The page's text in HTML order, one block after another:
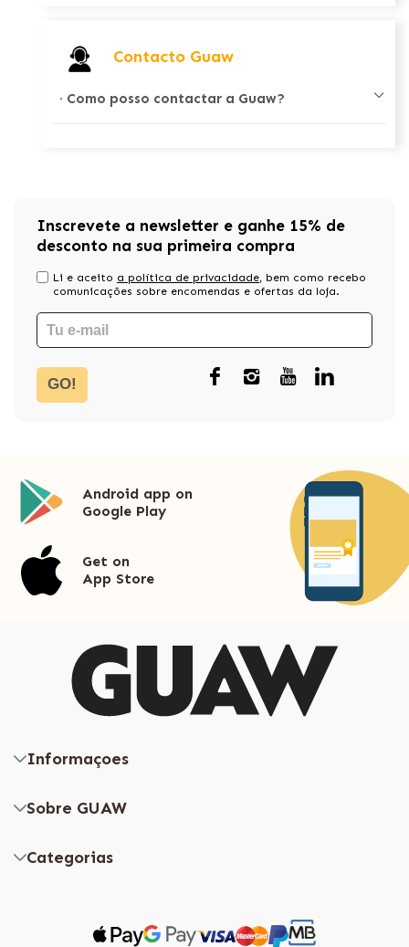
Contacto Guaw
· Como posso contactar a Guaw?
Inscrevete a newsletter e ganhe 15% de
desconto na sua primeira compra
Li e aceito a política de privacidade, bem como recebo
comunicações sobre encomendas e ofertas da loja.
GO!
Android app on
Google Play
Get on
App Store
Informaçoes
Sobre GUAW
Categorias